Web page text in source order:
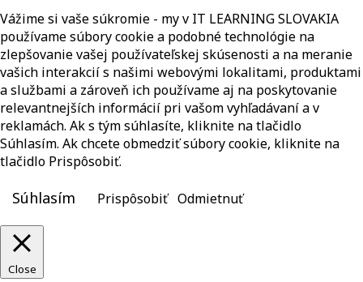
Vážime si vaše súkromie - my v IT LEARNING SLOVAKIA
používame súbory cookie a podobné technológie na
zlepšovanie vašej používateľskej skúsenosti a na meranie
vašich interakcií s našimi webovými lokalitami, produktami
a službami a zároveň ich používame aj na poskytovanie
relevantnejších informácií pri vašom vyhľadávaní a v
reklamách. Ak s tým súhlasíte, kliknite na tlačidlo
Súhlasím. Ak chcete obmedziť súbory cookie, kliknite na
tlačidlo Prispôsobiť.
Súhlasím Prispôsobiť Odmietnuť
Close